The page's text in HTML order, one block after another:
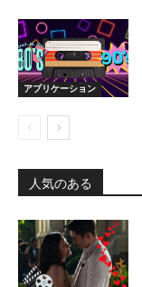
アプリケーション
人気のある